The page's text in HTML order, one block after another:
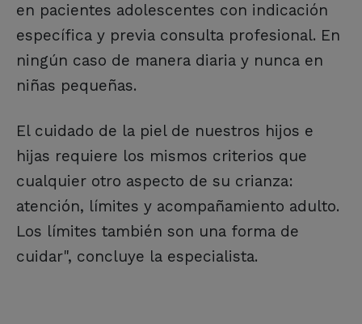
en pacientes adolescentes con indicación
específica y previa consulta profesional. En
ningún caso de manera diaria y nunca en
niñas pequeñas.
El cuidado de la piel de nuestros hijos e
hijas requiere los mismos criterios que
cualquier otro aspecto de su crianza:
atención, límites y acompañamiento adulto.
Los límites también son una forma de
cuidar", concluye la especialista.